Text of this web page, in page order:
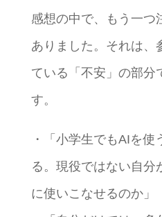
感想の中で、もう一つ
ありました。それは、
ている「不安」の部分
す。
・「小学生でもAIを使
る。現役ではない自分
に使いこなせるのか」